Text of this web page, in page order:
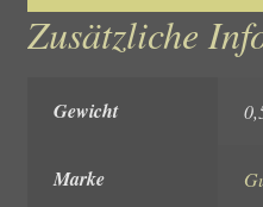
Zusätzliche
Gewicht
Marke